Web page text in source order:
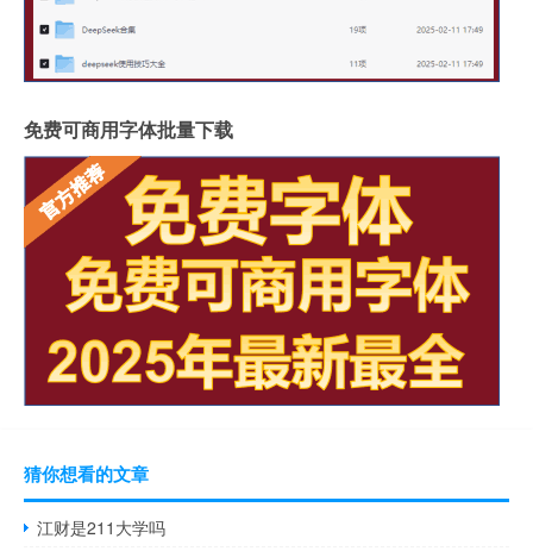
免费可商用字体批量下载
猜你想看的文章
江财是211大学吗